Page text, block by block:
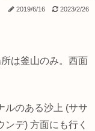
2019/6/16 2023/2/26
は釜山のみ。西面
ルのある沙上 (ササ
デ) 方面にも行く